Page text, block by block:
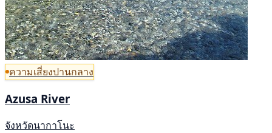
ความเสี่ยงปานกลาง
Azusa River
จังหวัดนากาโนะ